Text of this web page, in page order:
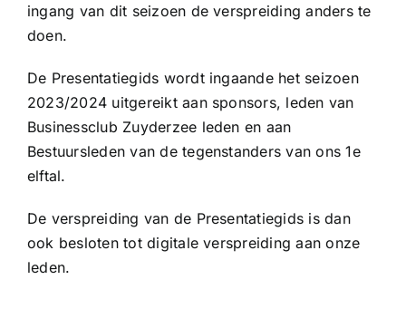
Sponsoren
Commissies
ClubTV
ingang van dit seizoen de verspreiding anders te
doen.
De Presentatiegids wordt ingaande het seizoen
2023/2024 uitgereikt aan sponsors, leden van
Businessclub Zuyderzee leden en aan
Bestuursleden van de tegenstanders van ons 1e
elftal.
De verspreiding van de Presentatiegids is dan
ook besloten tot digitale verspreiding aan onze
leden.